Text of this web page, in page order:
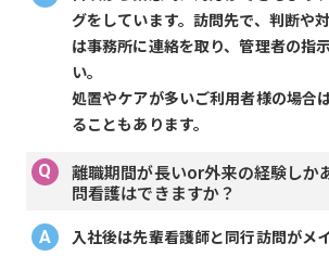
グをしています。訪問先で、判断や
は事務所に連絡を取り、管理者の指
い。
処置やケアが多いご利用者様の場合
ることもあります。
離職期間が長いor外来の経験しか
問看護はできますか？
入社後は先輩看護師と同行訪問がメ